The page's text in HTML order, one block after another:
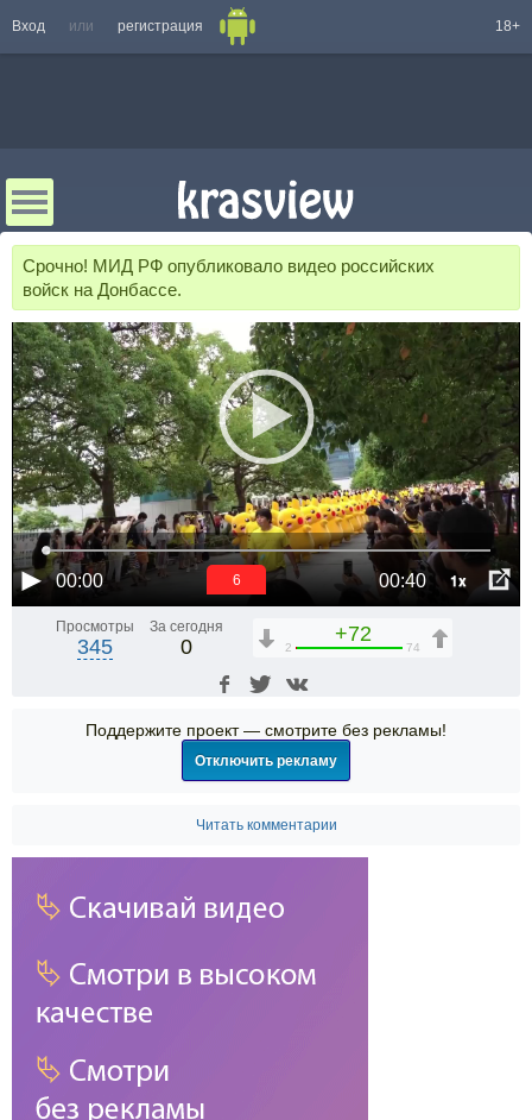
Вход или регистрация 18+
Срочно! МИД РФ опубликовало видео российских
войск на Донбассе.
00:00 00:40 1x
6
Просмотры
345
За сегодня
0
+72
2 74
Поддержите проект — смотрите без рекламы!
Отключить рекламу
Читать комментарии